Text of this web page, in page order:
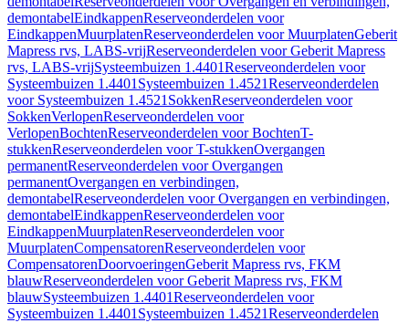
demontabelEindkappenReserveonderdelen voor
EindkappenMuurplatenReserveonderdelen voor MuurplatenGeberit
Mapress rvs, LABS-vrijReserveonderdelen voor Geberit Mapress
rvs, LABS-vrijSysteembuizen 1.4401Reserveonderdelen voor
Systeembuizen 1.4401 Systeembuizen 1.4521Reserveonderdelen
voor Systeembuizen 1.4521 SokkenReserveonderdelen voor
SokkenVerlopenReserveonderdelen voor
VerlopenBochtenReserveonderdelen voor BochtenT-
stukkenReserveonderdelen voor T-stukkenOvergangen
permanentReserveonderdelen voor Overgangen
permanentOvergangen en verbindingen,
demontabelReserveonderdelen voor Overgangen en verbindingen,
demontabelEindkappenReserveonderdelen voor
EindkappenMuurplatenReserveonderdelen voor
MuurplatenCompensatorenReserveonderdelen voor
CompensatorenDoorvoeringenGeberit Mapress rvs, FKM
blauwReserveonderdelen voor Geberit Mapress rvs, FKM
blauwSysteembuizen 1.4401Reserveonderdelen voor
Systeembuizen 1.4401 Systeembuizen 1.4521Reserveonderdelen